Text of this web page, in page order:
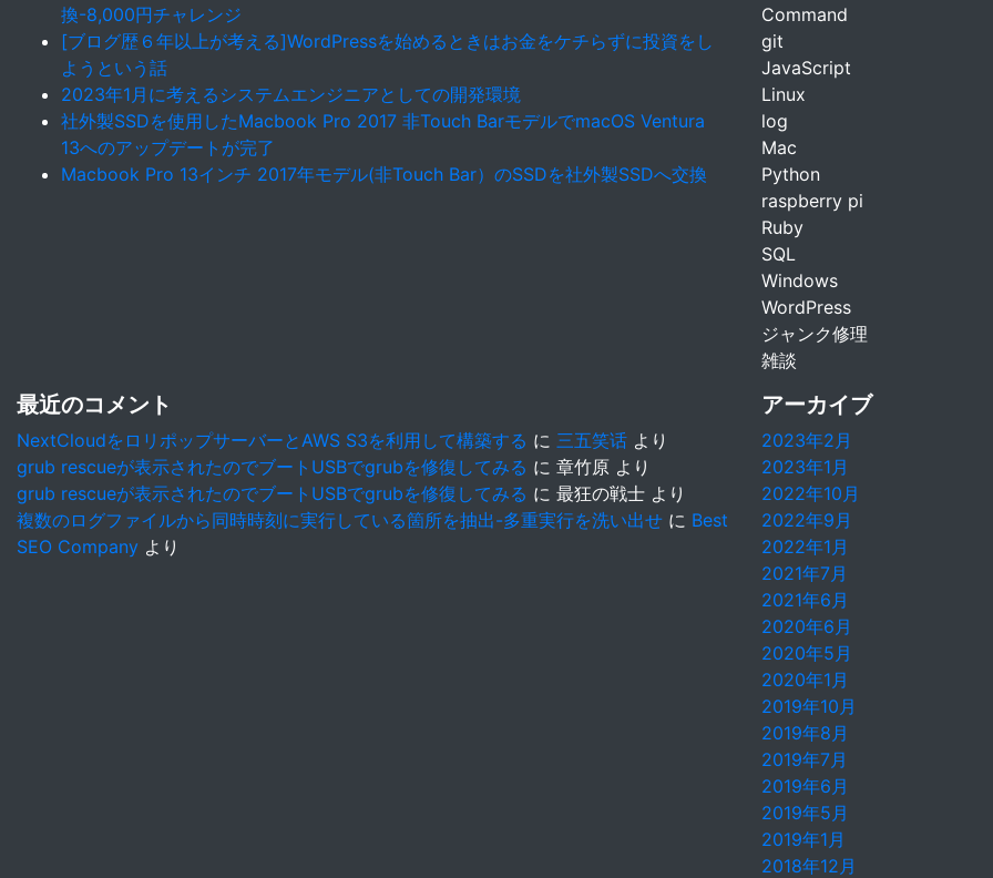
換-8,000円チャレンジ
[ブログ歴６年以上が考える]WordPressを始めるときはお金をケチらずに投資をし
ようという話
2023年1月に考えるシステムエンジニアとしての開発環境
社外製SSDを使用したMacbook Pro 2017 非Touch BarモデルでmacOS Ventura
13へのアップデートが完了
Macbook Pro 13インチ 2017年モデル(非Touch Bar）のSSDを社外製SSDへ交換
Command
git
JavaScript
Linux
log
Mac
Python
raspberry pi
Ruby
SQL
Windows
WordPress
ジャンク修理
雑談
最近のコメント
NextCloudをロリポップサーバーとAWS S3を利用して構築する に 三五笑话 より
grub rescueが表示されたのでブートUSBでgrubを修復してみる に 章竹原 より
grub rescueが表示されたのでブートUSBでgrubを修復してみる に 最狂の戦士 より
複数のログファイルから同時時刻に実行している箇所を抽出-多重実行を洗い出せ に Best
SEO Company より
アーカイブ
2023年2月
2023年1月
2022年10月
2022年9月
2022年1月
2021年7月
2021年6月
2020年6月
2020年5月
2020年1月
2019年10月
2019年8月
2019年7月
2019年6月
2019年5月
2019年1月
2018年12月